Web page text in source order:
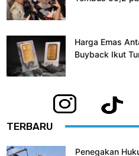
Harga Emas
Buyback Ikut
TERBARU
Penegakan